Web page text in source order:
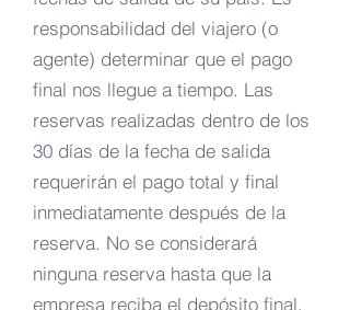
responsabilidad del viajero (o
agente) determinar que el pago
final nos llegue a tiempo. Las
reservas realizadas dentro de los
30 días de la fecha de salida
requerirán el pago total y final
inmediatamente después de la
reserva. No se considerará
ninguna reserva hasta que la
empresa reciba el depósito final.